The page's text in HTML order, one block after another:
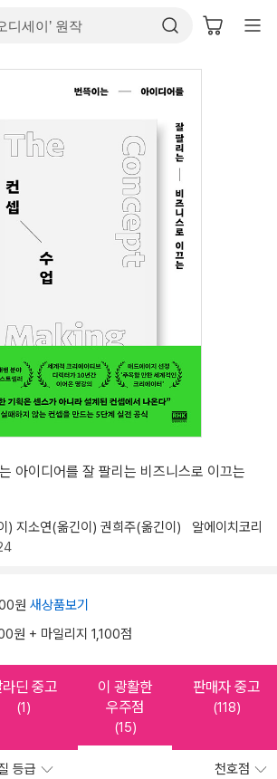
아이디어를 잘 팔리는 비즈니스로 이끄는
) 지소연(옮긴이) 권희주(옮긴이)
알에이치코리
원 새상품보기
원 + 마일리지 1,100점
라딘 중고
(1)
이 광활한
우주점
(15)
판매자 중고
(118)
등급 천호점